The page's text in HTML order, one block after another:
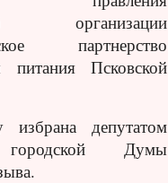
организации
партнерство
питания Псковской
депутатом
городской Думы